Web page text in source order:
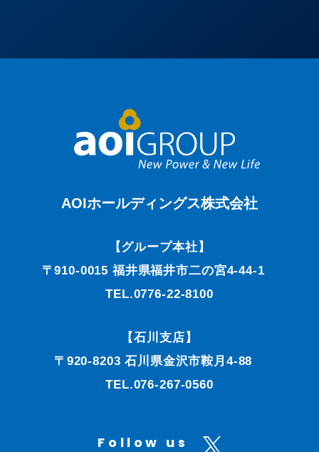
AOIホールディングス株式会社
【グループ本社】
〒910-0015 福井県福井市二の宮4-44-1
TEL.0776-22-8100
【石川支店】
〒920-8203 石川県金沢市鞍月4-88
TEL.076-267-0560
Follow us